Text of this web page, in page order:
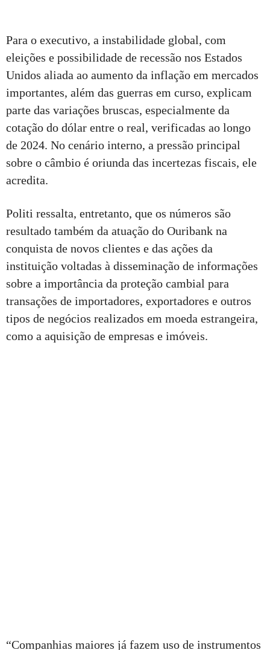
Para o executivo, a instabilidade global, com
eleições e possibilidade de recessão nos Estados
Unidos aliada ao aumento da inflação em mercados
importantes, além das guerras em curso, explicam
parte das variações bruscas, especialmente da
cotação do dólar entre o real, verificadas ao longo
de 2024. No cenário interno, a pressão principal
sobre o câmbio é oriunda das incertezas fiscais, ele
acredita.
Politi ressalta, entretanto, que os números são
resultado também da atuação do Ouribank na
conquista de novos clientes e das ações da
instituição voltadas à disseminação de informações
sobre a importância da proteção cambial para
transações de importadores, exportadores e outros
tipos de negócios realizados em moeda estrangeira,
como a aquisição de empresas e imóveis.
“Companhias maiores já fazem uso de instrumentos